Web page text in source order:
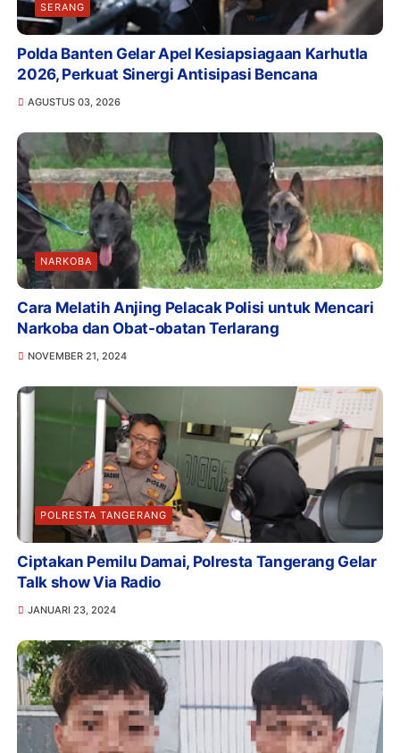
SERANG
Polda Banten Gelar Apel Kesiapsiagaan Karhutla
2026, Perkuat Sinergi Antisipasi Bencana
AGUSTUS 03, 2026
NARKOBA
Cara Melatih Anjing Pelacak Polisi untuk Mencari
Narkoba dan Obat-obatan Terlarang
NOVEMBER 21, 2024
POLRESTA TANGERANG
Ciptakan Pemilu Damai, Polresta Tangerang Gelar
Talk show Via Radio
JANUARI 23, 2024